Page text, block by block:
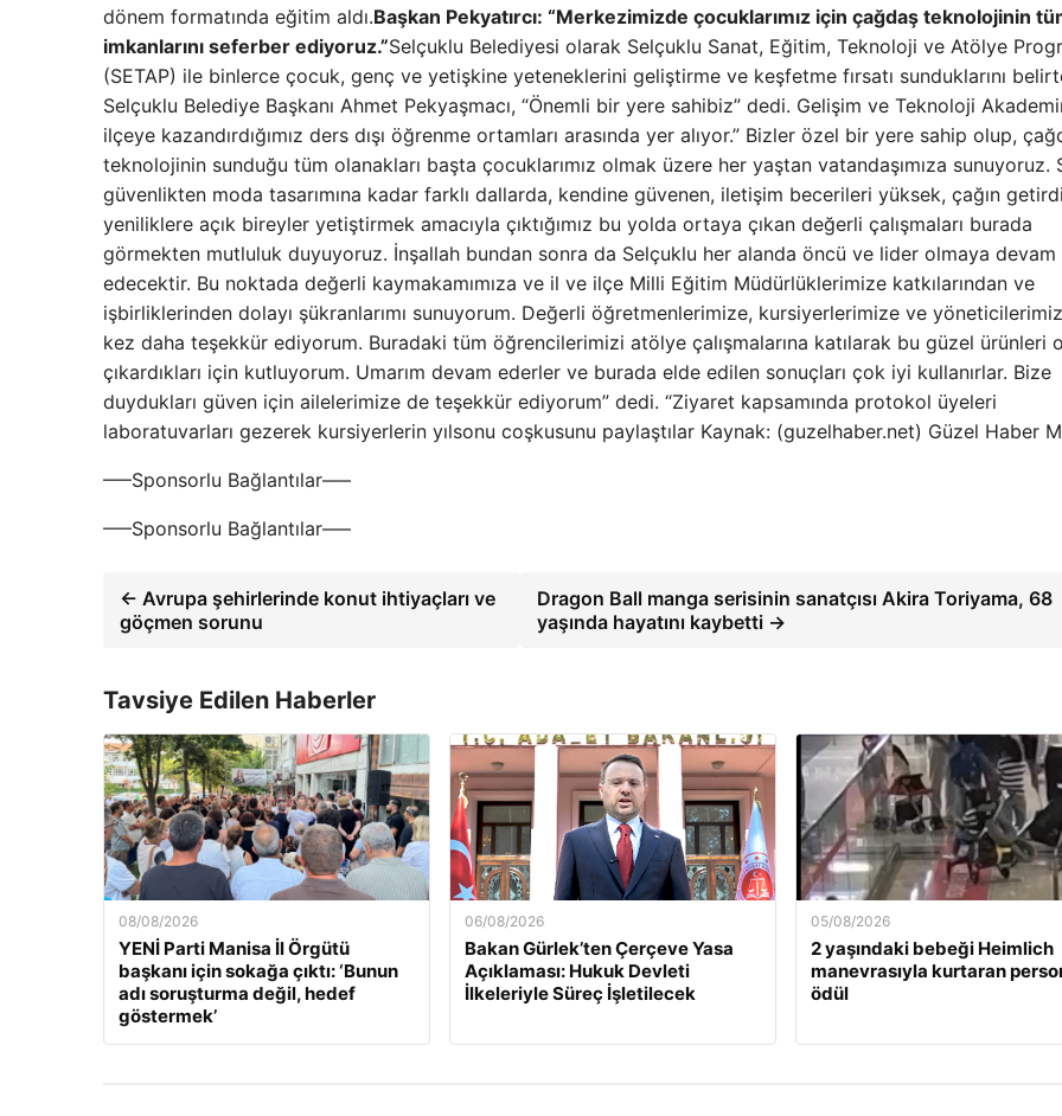
dönem formatında eğitim aldı.Başkan Pekyatırcı: “Merkezimizde çocuklarımız için çağdaş teknolojinin
imkanlarını seferber ediyoruz.”Selçuklu Belediyesi olarak Selçuklu Sanat, Eğitim, Teknoloji ve Atölye
(SETAP) ile binlerce çocuk, genç ve yetişkine yeteneklerini geliştirme ve keşfetme fırsatı sunduklarını
Selçuklu Belediye Başkanı Ahmet Pekyaşmacı, “Önemli bir yere sahibiz” dedi. Gelişim ve Teknoloji
ilçeye kazandırdığımız ders dışı öğrenme ortamları arasında yer alıyor.” Bizler özel bir yere sahip olup,
teknolojinin sunduğu tüm olanakları başta çocuklarımız olmak üzere her yaştan vatandaşımıza sunuyoruz.
güvenlikten moda tasarımına kadar farklı dallarda, kendine güvenen, iletişim becerileri yüksek, çağın
yeniliklere açık bireyler yetiştirmek amacıyla çıktığımız bu yolda ortaya çıkan değerli çalışmaları burada
görmekten mutluluk duyuyoruz. İnşallah bundan sonra da Selçuklu her alanda öncü ve lider olmaya devam
edecektir. Bu noktada değerli kaymakamımıza ve il ve ilçe Milli Eğitim Müdürlüklerimize katkılarından ve
işbirliklerinden dolayı şükranlarımı sunuyorum. Değerli öğretmenlerimize, kursiyerlerimize ve
kez daha teşekkür ediyorum. Buradaki tüm öğrencilerimizi atölye çalışmalarına katılarak bu güzel ürünleri
çıkardıkları için kutluyorum. Umarım devam ederler ve burada elde edilen sonuçları çok iyi kullanırlar. Bize
duydukları güven için ailelerimize de teşekkür ediyorum” dedi. “Ziyaret kapsamında protokol üyeleri
laboratuvarları gezerek kursiyerlerin yılsonu coşkusunu paylaştılar Kaynak: (guzelhaber.net) Güzel Haber
—–Sponsorlu Bağlantılar—–
—–Sponsorlu Bağlantılar—–
← Avrupa şehirlerinde konut ihtiyaçları ve
göçmen sorunu
Dragon Ball manga serisinin sanatçısı Akira Toriyama, 68
yaşında hayatını kaybetti →
Tavsiye Edilen Haberler
08/08/2026
YENİ Parti Manisa İl Örgütü
başkanı için sokağa çıktı: ‘Bunun
adı soruşturma değil, hedef
göstermek’
06/08/2026
Bakan Gürlek’ten Çerçeve Yasa
Açıklaması: Hukuk Devleti
İlkeleriyle Süreç İşletilecek
05/08/2026
2 yaşındaki bebeği Heimlich
manevrasıyla kurtaran
ödül